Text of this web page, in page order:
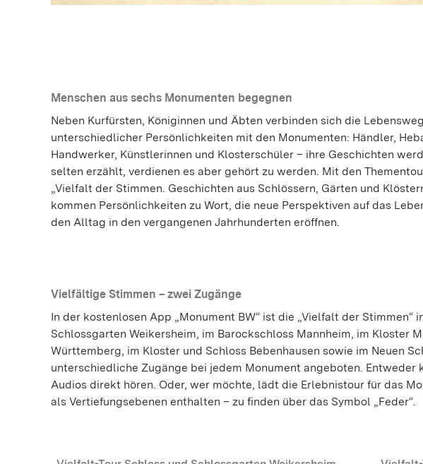
Menschen aus sechs Monumenten begegnen
Neben Kurfürsten, Königinnen und Äbten verbinden sich die
unterschiedlicher Persönlichkeiten mit den Monumenten: Händler,
Handwerker, Künstlerinnen und Klosterschüler – ihre Geschichten
selten erzählt, verdienen es aber gehört zu werden. Mit den
„Vielfalt der Stimmen. Geschichten aus Schlössern, Gärten und
kommen Persönlichkeiten zu Wort, die neue Perspektiven auf das
den Alltag in den vergangenen Jahrhunderten eröffnen.
Vielfältige Stimmen – zwei Zugänge
In der kostenlosen App „Monument BW“ ist die „Vielfalt der Stimmen“
Schlossgarten Weikersheim, im Barockschloss Mannheim, im Kloster
Württemberg, im Kloster und Schloss Bebenhausen sowie im Neuen
unterschiedliche Zugänge bei jedem Monument angeboten. Entweder
Audios direkt hören. Oder, wer möchte, lädt die Erlebnistour für das
als Vertiefungsebenen enthalten – zu finden über das Symbol „Feder“.